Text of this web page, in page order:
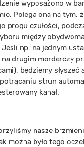
wyposażono w
Polega ona na tym,
progu czułości,
między
Jeśli np. na jednym
na drugim morderczy
będziemy słyszeć
strun
kanał.
nasze
można było tego